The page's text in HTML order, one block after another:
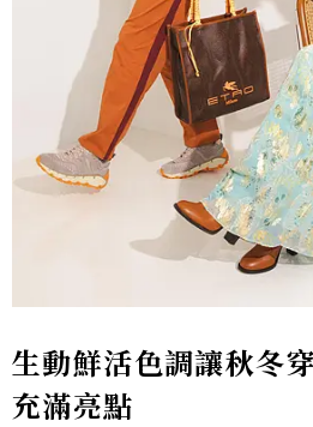
生動鮮活色調讓秋冬
充滿亮點